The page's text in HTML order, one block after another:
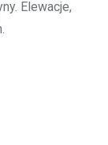
Elewacje,